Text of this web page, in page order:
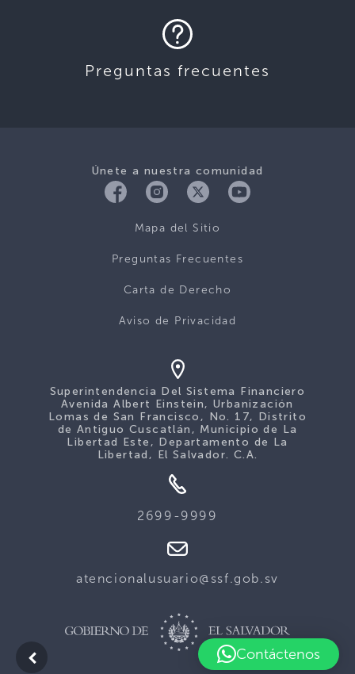
Preguntas frecuentes
Contáctenos
Únete a nuestra comunidad
Mapa del Sitio
Preguntas Frecuentes
Carta de Derecho
Aviso de Privacidad
Superintendencia Del Sistema Financiero
Avenida Albert Einstein, Urbanización
Lomas de San Francisco, No. 17, Distrito
de Antiguo Cuscatlán, Municipio de La
Libertad Este, Departamento de La
Libertad, El Salvador. C.A.
2699-9999
atencionalusuario@ssf.gob.sv